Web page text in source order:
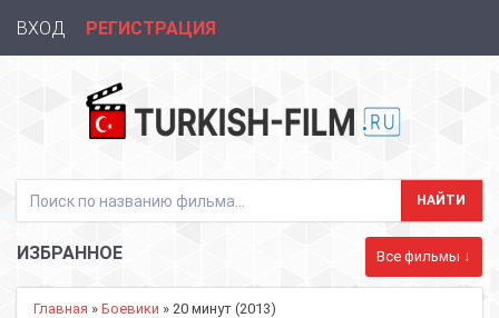
ВХОД РЕГИСТРАЦИЯ
ИЗБРАННОЕ Все фильмы ↓
Главная » Боевики » 20 минут (2013)